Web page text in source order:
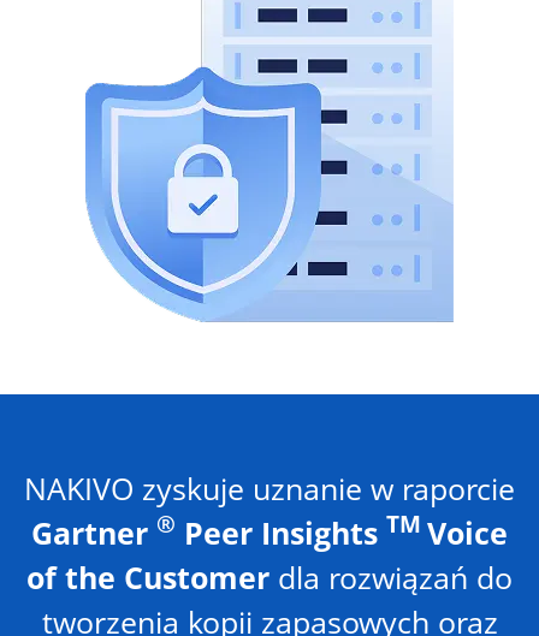
NAKIVO zyskuje uznanie w raporcie
Gartner ® Peer Insights TM Voice
of the Customer dla rozwiązań do
tworzenia kopii zapasowych oraz